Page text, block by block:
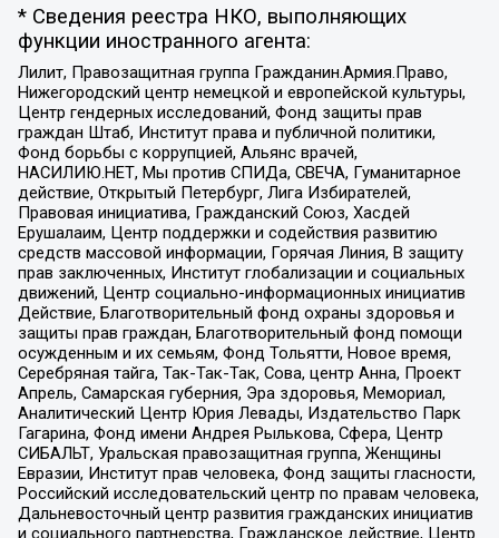
* Сведения реестра НКО, выполняющих
функции иностранного агента:
Лилит, Правозащитная группа Гражданин.Армия.Право,
Нижегородский центр немецкой и европейской культуры,
Центр гендерных исследований, Фонд защиты прав
граждан Штаб, Институт права и публичной политики,
Фонд борьбы с коррупцией, Альянс врачей,
НАСИЛИЮ.НЕТ, Мы против СПИДа, СВЕЧА, Гуманитарное
действие, Открытый Петербург, Лига Избирателей,
Правовая инициатива, Гражданский Союз, Хасдей
Ерушалаим, Центр поддержки и содействия развитию
средств массовой информации, Горячая Линия, В защиту
прав заключенных, Институт глобализации и социальных
движений, Центр социально-информационных инициатив
Действие, Благотворительный фонд охраны здоровья и
защиты прав граждан, Благотворительный фонд помощи
осужденным и их семьям, Фонд Тольятти, Новое время,
Серебряная тайга, Так-Так-Так, Сова, центр Анна, Проект
Апрель, Самарская губерния, Эра здоровья, Мемориал,
Аналитический Центр Юрия Левады, Издательство Парк
Гагарина, Фонд имени Андрея Рылькова, Сфера, Центр
СИБАЛЬТ, Уральская правозащитная группа, Женщины
Евразии, Институт прав человека, Фонд защиты гласности,
Российский исследовательский центр по правам человека,
Дальневосточный центр развития гражданских инициатив
и социального партнерства, Гражданское действие, Центр